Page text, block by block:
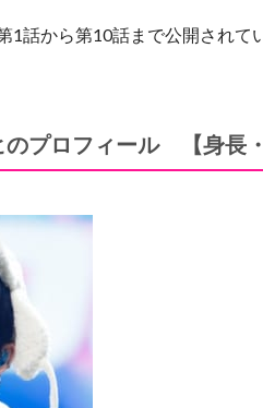
1話から第10話まで公開されて
のプロフィール 【身長